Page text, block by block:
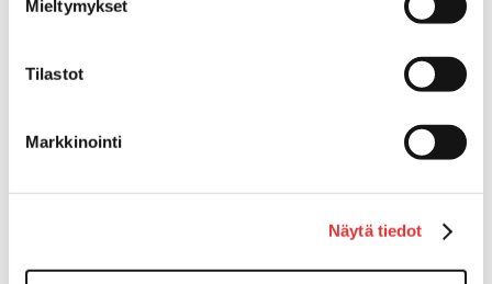
Mieltymykset
Tilastot
Markkinointi
Näytä tiedot
Kuljetusramppien tarvikkeet
Liukukoneistot
Venetuolit